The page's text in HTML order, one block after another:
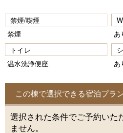
u
s
禁煙/喫煙
禁煙
あ
トイレ
温水洗浄便座
あ
この棟で選択できる宿泊プラ
選択された条件でご予約いた
ません。